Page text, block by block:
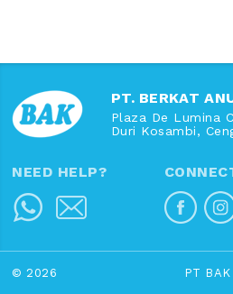
PT. BERKAT
Plaza De Lumina
Duri Kosambi,
NEED HELP?
© 2026 PT BAK